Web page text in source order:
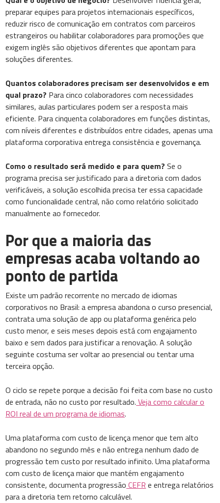
preparar equipes para projetos internacionais específicos,
reduzir risco de comunicação em contratos com parceiros
estrangeiros ou habilitar colaboradores para promoções que
exigem inglês são objetivos diferentes que apontam para
soluções diferentes.
Quantos colaboradores precisam ser desenvolvidos e em
qual prazo? Para cinco colaboradores com necessidades
similares, aulas particulares podem ser a resposta mais
eficiente. Para cinquenta colaboradores em funções distintas,
com níveis diferentes e distribuídos entre cidades, apenas uma
plataforma corporativa entrega consistência e governança.
Como o resultado será medido e para quem? Se o
programa precisa ser justificado para a diretoria com dados
verificáveis, a solução escolhida precisa ter essa capacidade
como funcionalidade central, não como relatório solicitado
manualmente ao fornecedor.
Por que a maioria das
empresas acaba voltando ao
ponto de partida
Existe um padrão recorrente no mercado de idiomas
corporativos no Brasil: a empresa abandona o curso presencial,
contrata uma solução de app ou plataforma genérica pelo
custo menor, e seis meses depois está com engajamento
baixo e sem dados para justificar a renovação. A solução
seguinte costuma ser voltar ao presencial ou tentar uma
terceira opção.
O ciclo se repete porque a decisão foi feita com base no custo
de entrada, não no custo por resultado. Veja como calcular o
ROI real de um programa de idiomas.
Uma plataforma com custo de licença menor que tem alto
abandono no segundo mês e não entrega nenhum dado de
progressão tem custo por resultado infinito. Uma plataforma
com custo de licença maior que mantém engajamento
consistente, documenta progressão CEFR e entrega relatórios
para a diretoria tem retorno calculável.